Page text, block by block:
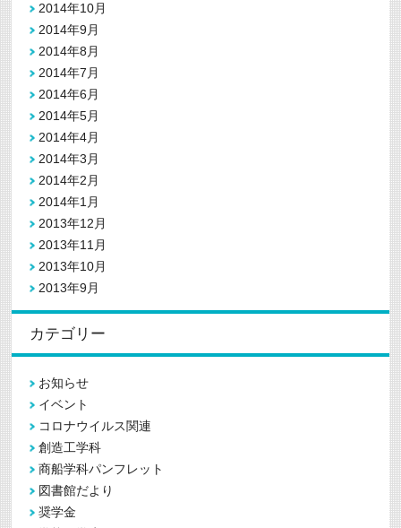
2014年10月
2014年9月
2014年8月
2014年7月
2014年6月
2014年5月
2014年4月
2014年3月
2014年2月
2014年1月
2013年12月
2013年11月
2013年10月
2013年9月
カテゴリー
お知らせ
イベント
コロナウイルス関連
創造工学科
商船学科パンフレット
図書館だより
奨学金